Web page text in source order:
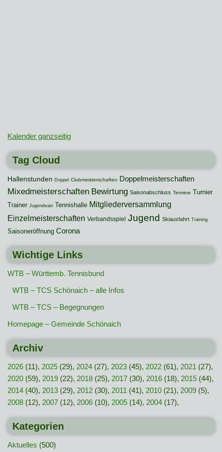
Kalender ganzseitig
Tag Cloud
Hallenstunden Doppel Clubmeisterschaften Doppelmeisterschaften
Mixedmeisterschaften Bewirtung Saisonabschluss Termine Turnier
Trainer Jugendwart Tennishalle Mitgliederversammlung
Einzelmeisterschaften Verbandsspiel Jugend Skiausfahrt Training
Saisoneröffnung Corona
Wichtige Links
WTB – Württemb. Tennisbund
WTB – TCS Schönaich – alle Infos
WTB – TCS – Begegnungen
Homepage – Gemeinde Schönaich
Archiv
2026 (11), 2025 (29), 2024 (27), 2023 (45), 2022 (61), 2021 (27),
2020 (59), 2019 (22), 2018 (25), 2017 (30), 2016 (18), 2015 (44),
2014 (40), 2013 (29), 2012 (30), 2011 (41), 2010 (21), 2009 (5),
2008 (12), 2007 (12), 2006 (10), 2005 (14), 2004 (17),
Kategorien
Aktuelles (500)